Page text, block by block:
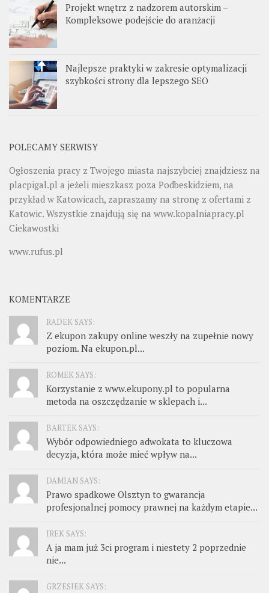
Projekt wnętrz z nadzorem autorskim –
Kompleksowe podejście do aranżacji
Najlepsze praktyki w zakresie optymalizacji
szybkości strony dla lepszego SEO
POLECAMY SERWISY
Ogłoszenia pracy z Twojego miasta najszybciej znajdziesz na
placpigal.pl a jeżeli mieszkasz poza Podbeskidziem, na
przykład w Katowicach, zapraszamy na stronę z ofertami z
Katowic. Wszystkie znajdują się na www.kopalniapracy.pl
Ciekawostki
www.rufus.pl
KOMENTARZE
RADEK SAYS:
Z ekupon zakupy online weszły na zupełnie nowy
poziom. Na ekupon.pl...
ROMEK SAYS:
Korzystanie z www.ekupony.pl to popularna
metoda na oszczędzanie w sklepach i...
BARTEK SAYS:
Wybór odpowiedniego adwokata to kluczowa
decyzja, która może mieć wpływ na...
DAMIAN SAYS:
Prawo spadkowe Olsztyn to gwarancja
profesjonalnej pomocy prawnej na każdym etapie...
IREK SAYS:
A ja mam już 3ci program i niestety 2 poprzednie
nie...
GRZESIEK SAYS: